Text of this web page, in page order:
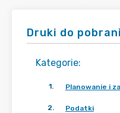
Druki do
Kategorie:
1. Planowanie i
2. Podatki